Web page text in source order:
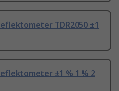
TDR2050 ±1
±1 % 1 % 2